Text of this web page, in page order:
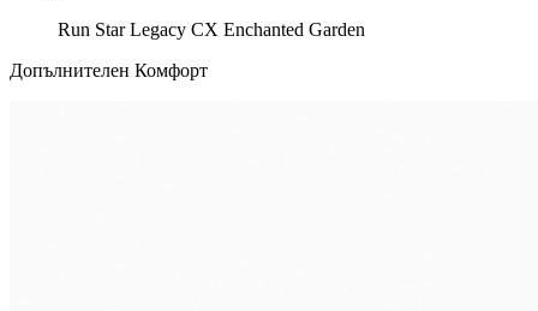
Run Star Legacy CX Enchanted Garden
Допълнителен Комфорт